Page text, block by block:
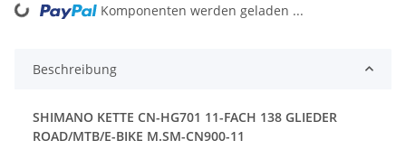
Loading... Komponenten werden geladen ...
Beschreibung
SHIMANO KETTE CN-HG701 11-FACH 138 GLIEDER
ROAD/MTB/E-BIKE M.SM-CN900-11